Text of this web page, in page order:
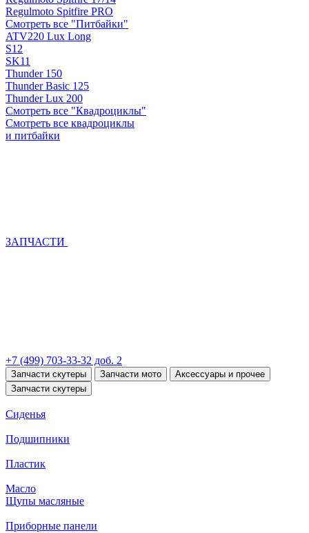
Regulmoto Spitfire PRO
Смотреть все "Питбайки"
ATV220 Lux Long
S12
SK11
Thunder 150
Thunder Basic 125
Thunder Lux 200
Смотреть все "Квадроциклы"
Смотреть все квадроциклы
и питбайки
ЗАПЧАСТИ
+7 (499) 703-33-32 доб. 2
Запчасти скутеры Запчасти мото
Аксессуары и прочее
Запчасти скутеры
Сиденья
Подшипники
Пластик
Масло
Щупы масляные
Приборные панели